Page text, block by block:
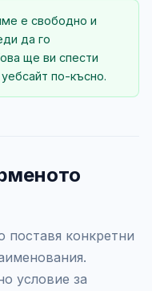
е свободно и
да го
ще ви спести
по-късно.
поставя конкретни
условие за